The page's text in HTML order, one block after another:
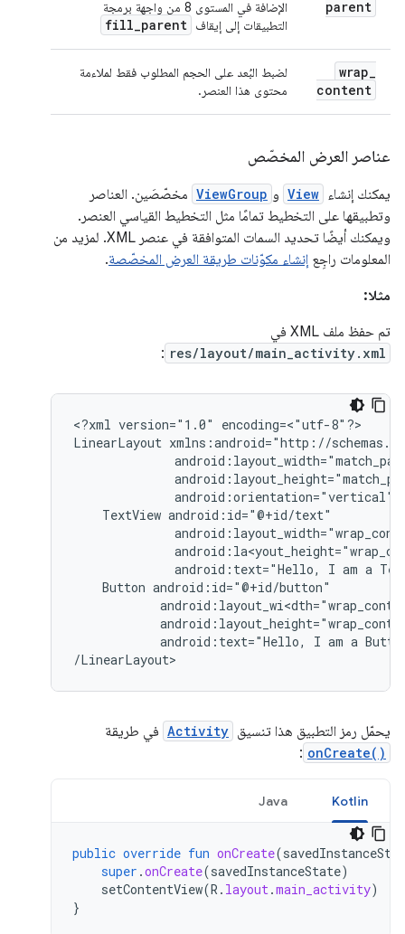
parent
الإضافة في المستوى 8 من واجهة برمجة
التطبيقات إلى إيقاف
fill_parent
wrap_
content
لضبط البُعد على الحجم المطلوب فقط لملاءمة
محتوى هذا العنصر.
عناصر العرض المخصّص
يمكنك إنشاء View و ViewGroup مخصّصَين. العناصر
وتطبيقها على التخطيط تمامًا مثل التخطيط القياسي العنصر.
ويمكنك أيضًا تحديد السمات المتوافقة في عنصر XML. لمزيد من
المعلومات راجِع إنشاء مكوّنات طريقة العرض المخصّصة.
مثلا:
تم حفظ ملف XML في
res/layout/main_activity.xml
:
<?xml version="1.0"
encoding=<"utf-8"?>
LinearLayout
android:orientation="vertical"
TextView
android:text="Hello, I am a
Button
android:text="Hello, I am a
/LinearLayout>
يحمّل رمز التطبيق هذا تنسيق Activity في طريقة
onCreate()
:
Kotlin
Java
public override fun onCreate(
super .onCreate(savedInstanceState)
setContentView(R . layout.main_activity)
}